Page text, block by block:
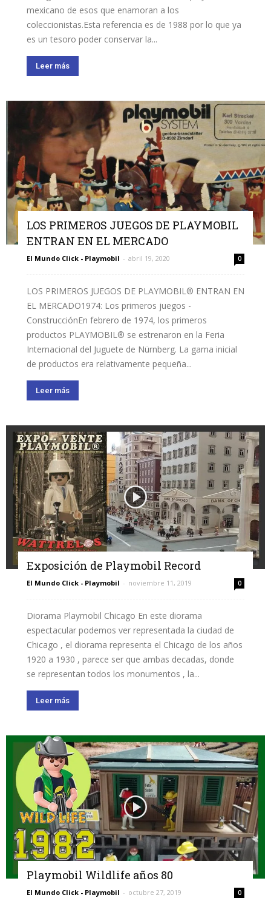
mexicano de esos que enamoran a los
coleccionistas.Esta referencia es de 1988 por lo que ya
es un tesoro poder conservar la...
Leer más
LOS PRIMEROS JUEGOS DE PLAYMOBIL
ENTRAN EN EL MERCADO
El Mundo Click - Playmobil - abril 19, 2020 0
LOS PRIMEROS JUEGOS DE PLAYMOBIL® ENTRAN EN
EL MERCADO1974: Los primeros juegos -
ConstrucciónEn febrero de 1974, los primeros
productos PLAYMOBIL® se estrenaron en la Feria
Internacional del Juguete de Nürnberg. La gama inicial
de productos era relativamente pequeña...
Leer más
Exposición de Playmobil Record
El Mundo Click - Playmobil - noviembre 11, 2019 0
Diorama Playmobil Chicago En este diorama
espectacular podemos ver representada la ciudad de
Chicago , el diorama representa el Chicago de los años
1920 a 1930 , parece ser que ambas decadas, donde
se representan todos los monumentos , la...
Leer más
Playmobil Wildlife años 80
El Mundo Click - Playmobil - octubre 27, 2019 0